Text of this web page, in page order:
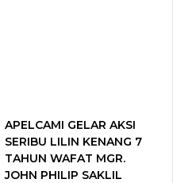
APELCAMI GELAR AKSI
SERIBU LILIN KENANG 7
TAHUN WAFAT MGR.
JOHN PHILIP SAKLIL